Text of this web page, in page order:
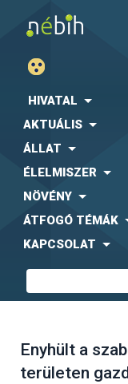
HIVATAL
AKTUÁLIS
ÁLLAT
ÉLELMISZER
NÖVÉNY
ÁTFOGÓ TÉMÁK
KAPCSOLAT
Enyhült a
területen